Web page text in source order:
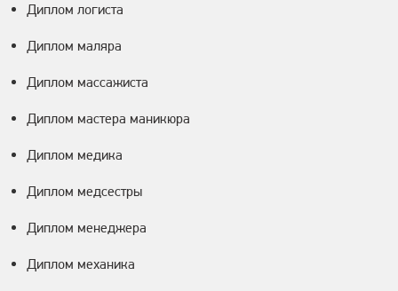
Диплом логиста
Диплом маляра
Диплом массажиста
Диплом мастера маникюра
Диплом медика
Диплом медсестры
Диплом менеджера
Диплом механика